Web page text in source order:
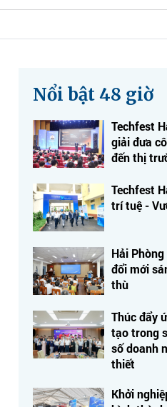
Nổi bật 48 giờ
Techfest
giải đưa
đến thị
Techfest
trí tuệ -
Hải
đổi mới
thù
Thúc đẩy
tạo trong
số doanh
thiết
Khởi